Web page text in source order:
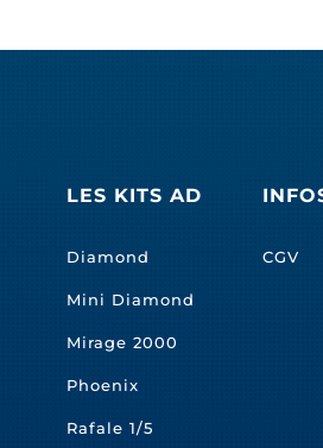
LES KITS AD
Diamond
Mini Diamond
Mirage 2000
Phoenix
Rafale 1/5
CGV